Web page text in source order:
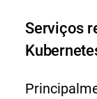
Serviços